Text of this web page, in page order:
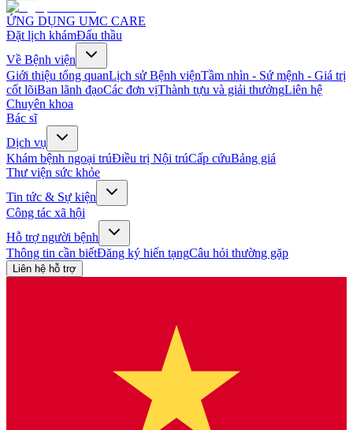
ỨNG DỤNG UMC CARE
Đặt lịch khámĐấu thầu
Về Bệnh viện
Giới thiệu tổng quanLịch sử Bệnh việnTầm nhìn - Sứ mệnh - Giá trị
cốt lõiBan lãnh đạoCác đơn vịThành tựu và giải thưởngLiên hệ
Chuyên khoa
Bác sĩ
Dịch vụ
Khám bệnh ngoại trúĐiều trị Nội trúCấp cứuBảng giá
Thư viện sức khỏe
Tin tức & Sự kiện
Công tác xã hội
Hỗ trợ người bệnh
Thông tin cần biếtĐăng ký hiến tạngCâu hỏi thường gặp
Liên hệ hỗ trợ